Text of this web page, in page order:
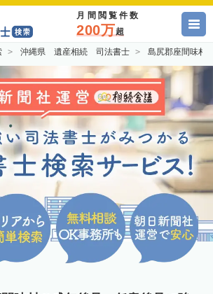
月間閲覧件数
200万超
沖縄県 遺産相続 司法書士 島尻郡座間味